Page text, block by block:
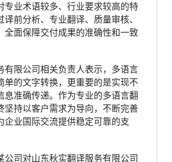
专业术语较多、行业要求较高的特
译前分析、专业翻译、质量审核、
全面保障交付成果的准确性和一致
有限公司相关负责人表示，多语言
单的文字转换，更重要的是实现不
息准确传递。作为专业的多语言翻
坚持以客户需求为导向，不断完善
企业国际交流提供稳定可靠的支
公司对山东秋实翻译服务有限公司